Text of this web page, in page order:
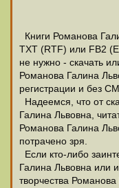
Книги Романова
ТХТ (RTF) или FB2
не нужно - скачать
Романова Галина
регистрации и без
Надеемся, что от
Галина Львовна,
Романова Галина
потрачено зря.
Если кто-либо
Галина Львовна или
творчества